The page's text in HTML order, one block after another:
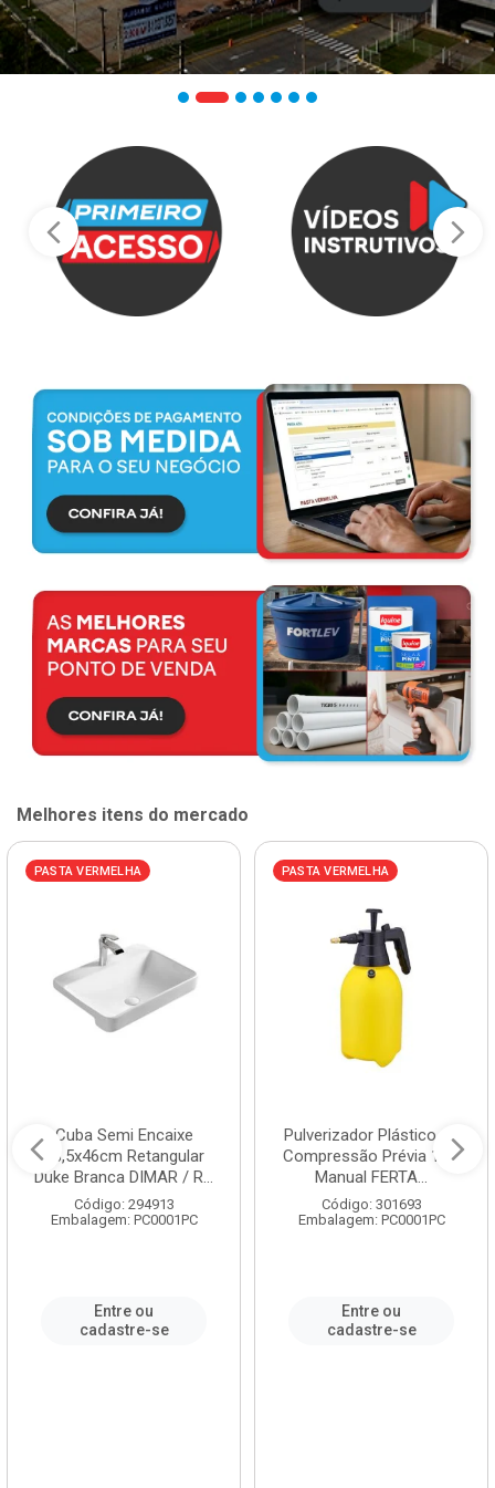
Melhores itens do mercado
PASTA VERMELHA
Cuba Semi Encaixe
58,5x46cm Retangular
Duke Branca DIMAR / R...
Código: 294913
Embalagem: PC0001PC
Entre ou
cadastre-se
PASTA VERMELHA
Pulverizador Plástico de
Compressão Prévia 1,5L
Manual FERTA...
Código: 301693
Embalagem: PC0001PC
Entre ou
cadastre-se